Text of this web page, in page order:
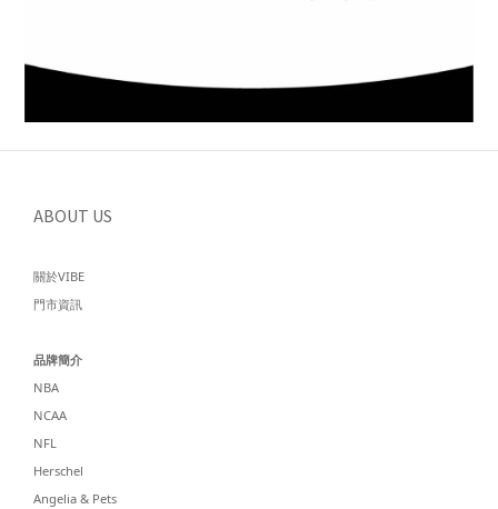
ABOUT US
關於VIBE
門市資訊
品牌簡介
NBA
NCAA
NFL
Herschel
Angelia & Pets